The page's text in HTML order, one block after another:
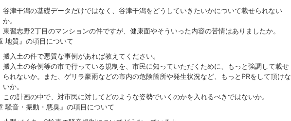
谷津干潟の基礎データだけではなく、谷津干潟をどうしていきたいかについて載せられない
か。
東習志野2丁目のマンションの件ですが、健康面やそういった内容の苦情はありましたか。
地質』の項目について
搬入土の件で悪質な事例があれば教えてください。
搬入土の条例等の市で行っている規制を、市民に知っていただくために、もっと強調して載せ
られないか。また、ゲリラ豪雨などの市内の危険箇所や発生状況など、もっとPRをして頂けな
いか。
この計画の中で、対市民に対してどのような姿勢でいくのかを入れるべきではないか。
騒音・振動・悪臭』の項目について